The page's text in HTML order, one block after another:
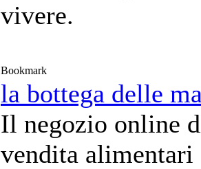
vivere.
Bookmark
la bottega delle
Il negozio online
vendita